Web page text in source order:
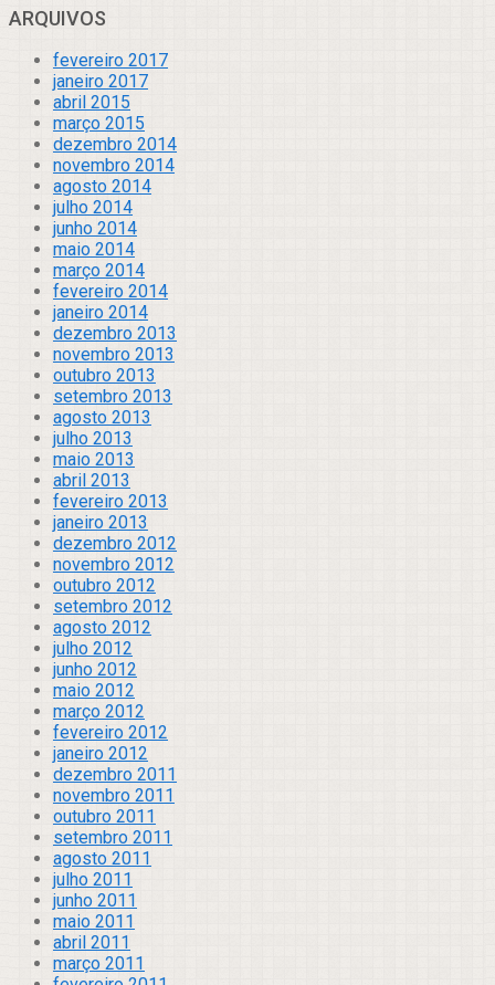
ARQUIVOS
fevereiro 2017
janeiro 2017
abril 2015
março 2015
dezembro 2014
novembro 2014
agosto 2014
julho 2014
junho 2014
maio 2014
março 2014
fevereiro 2014
janeiro 2014
dezembro 2013
novembro 2013
outubro 2013
setembro 2013
agosto 2013
julho 2013
maio 2013
abril 2013
fevereiro 2013
janeiro 2013
dezembro 2012
novembro 2012
outubro 2012
setembro 2012
agosto 2012
julho 2012
junho 2012
maio 2012
março 2012
fevereiro 2012
janeiro 2012
dezembro 2011
novembro 2011
outubro 2011
setembro 2011
agosto 2011
julho 2011
junho 2011
maio 2011
abril 2011
março 2011